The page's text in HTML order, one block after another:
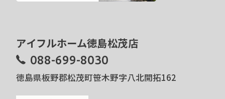
アイフルホーム徳島松茂店
088-699-8030
徳島県板野郡松茂町笹木野字八北開拓162